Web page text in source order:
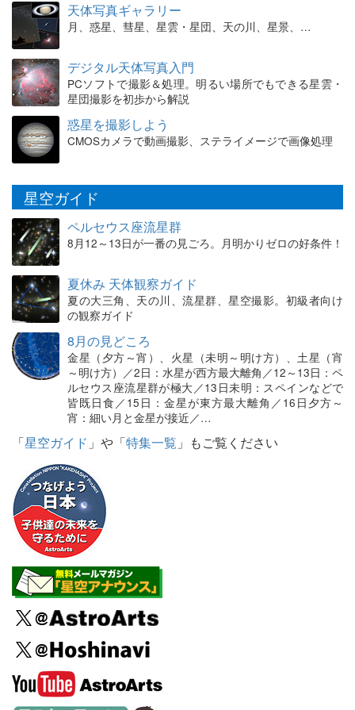
天体写真ギャラリー
月、惑星、彗星、星雲・星団、天の川、星景、…
デジタル天体写真入門
PCソフトで撮影＆処理。明るい場所でもできる星雲・
星団撮影を初歩から解説
惑星を撮影しよう
CMOSカメラで動画撮影、ステライメージで画像処理
星空ガイド
ペルセウス座流星群
8月12～13日が一番の見ごろ。月明かりゼロの好条件！
夏休み 天体観察ガイド
夏の大三角、天の川、流星群、星空撮影。初級者向け
の観察ガイド
8月の見どころ
金星（夕方～宵）、火星（未明～明け方）、土星（宵
～明け方）／2日：水星が西方最大離角／12～13日：ペ
ルセウス座流星群が極大／13日未明：スペインなどで
皆既日食／15日：金星が東方最大離角／16日夕方～
宵：細い月と金星が接近／…
「星空ガイド 」や「特集一覧 」もご覧ください